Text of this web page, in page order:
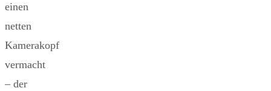
einen
netten
Kamerakopf
vermacht
– der